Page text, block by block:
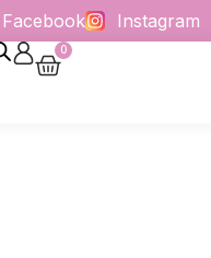
Facebook Instagram
0